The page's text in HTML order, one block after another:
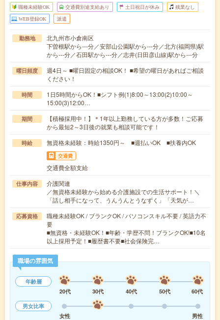
職種未経験OK 交通費別途支給あり 土日祝日が休み 残業なし
WEB登録OK 派遣
勤務地
北九州市小倉南区
下曽根駅から---分／安部山公園駅から---分／北方(福岡県)駅
から---分／石田駅から---分／志井(日田彦山線)駅から---分
曜日頻度
週4日～ ■曜日固定の相談OK！ ■希望の曜日があればご相談
ください！
時間
1日5時間からOK！■シフト例(1)8:00～13:00(2)10:00～
15:00(3)12:00…
期間
【積極採用中！】＊1年以上勤務している方が多数！ご応募
から最短2～3日後の就業も相談可能です！
時給 無資格未経験：時給1350円～ ■週払いOK ■扶養内OK
交通費
交通費全額支給
仕事内容
介護関連
／無資格未経験から始める介護施設での生活サポート！＼
「話し相手になって、うんうんとうなずく」「天気が…
応募資格
職種未経験OK / ブランクOK / パソコンスキル不要 / 英語力不
要
■無資格・未経験OK！■年齢・学歴不問！ブランクOK!■10名
以上採用予定！■履歴書不要■社会保険完…
職場の雰囲気
年齢層
20代
30代 40代 50代
60代
男女比率
女性
男性